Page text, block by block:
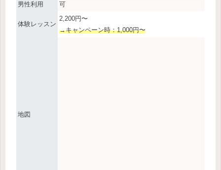
男性利用
可
体験レッスン
2,200円〜
→キャンペーン時：1,000円〜
地図